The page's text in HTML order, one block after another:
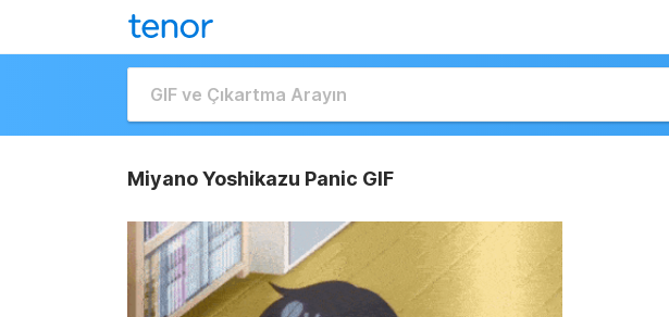
Miyano Yoshikazu Panic GIF